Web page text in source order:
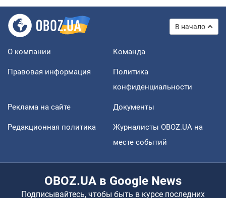
В начало
О компании Команда
Правовая информация
Политика
конфиденциальности
Реклама на сайте Документы
Редакционная политика
Журналисты OBOZ.UA на
месте событий
OBOZ.UA в Google News
Подписывайтесь, чтобы быть в курсе последних